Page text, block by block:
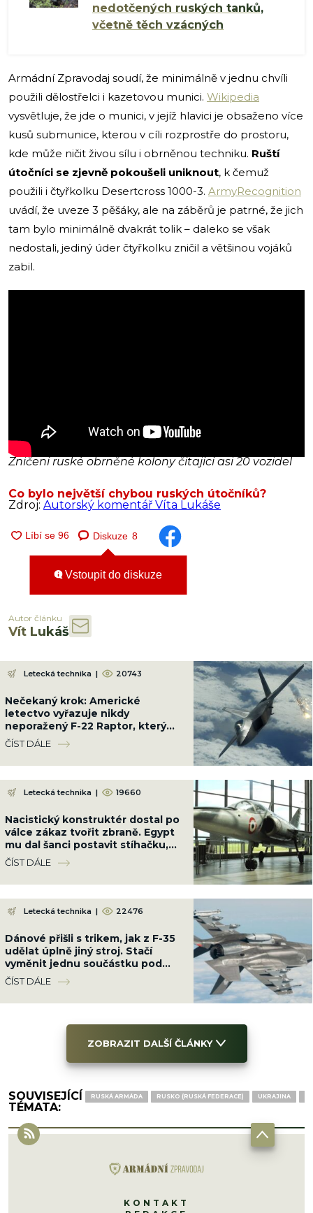
nedotčených ruských tanků,
včetně těch vzácných
Armádní Zpravodaj soudí, že minimálně v jednu chvíli
použili dělostřelci i kazetovou munici. Wikipedia
vysvětluje, že jde o munici, v jejíž hlavici je obsaženo více
kusů submunice, kterou v cíli rozprostře do prostoru,
kde může ničit živou sílu i obrněnou techniku. Ruští
útočníci se zjevně pokoušeli uniknout, k čemuž
použili i čtyřkolku Desertcross 1000-3. ArmyRecognition
uvádí, že uveze 3 pěšáky, ale na záběrů je patrné, že jich
tam bylo minimálně dvakrát tolik – daleko se však
nedostali, jediný úder čtyřkolku zničil a většinou vojáků
zabil.
Zničení ruské obrněné kolony čítající asi 20 vozidel
Co bylo největší chybou ruských útočníků?
Zdroj: Autorský komentář Víta Lukáše
Diskuze 8
Vstoupit do diskuze
Autor článku
Vít Lukáš
Letecká technika | 20743
Nečekaný krok: Americké
letectvo vyřazuje nikdy
neporažený F-22 Raptor, který
zničí jakékoliv letadlo světa
ČÍST DÁLE
Letecká technika | 19660
Nacistický konstruktér dostal po
válce zákaz tvořit zbraně. Egypt
mu dal šanci postavit stíhačku,
která překonala MiG-21
ČÍST DÁLE
Letecká technika | 22476
Dánové přišli s trikem, jak z F-35
udělat úplně jiný stroj. Stačí
vyměnit jednu součástku pod
trupem a nasadit modul Terma
ČÍST DÁLE
ZOBRAZIT DALŠÍ ČLÁNKY
SOUVISEJÍCÍ
TÉMATA:
RUSKÁ ARMÁDA RUSKO (RUSKÁ FEDERACE) UKRAJINA
KONTAKT